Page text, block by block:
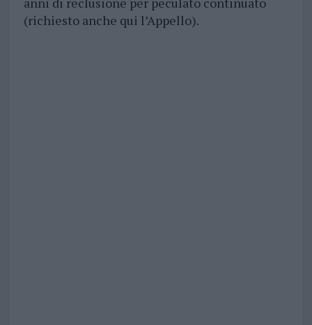
(richiesto anche qui l’Appello).